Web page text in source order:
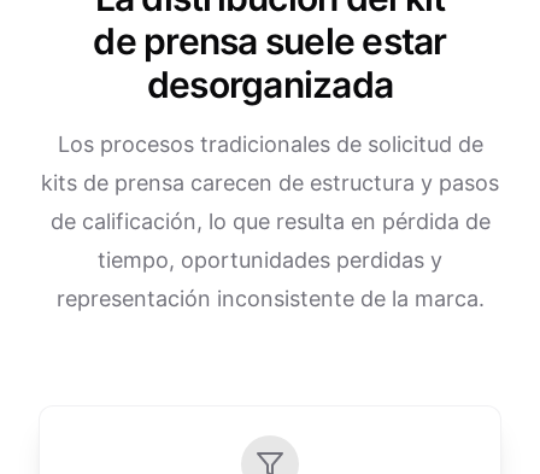
de prensa suele estar
desorganizada
Los procesos tradicionales de solicitud de
kits de prensa carecen de estructura y pasos
de calificación, lo que resulta en pérdida de
tiempo, oportunidades perdidas y
representación inconsistente de la marca.